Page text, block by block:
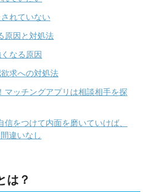
れていない
原因と対処法
なる原因
求への対処法
マッチングアプリは相談相手を探
信をつけて内面を磨いていけば、
違いなし
は？